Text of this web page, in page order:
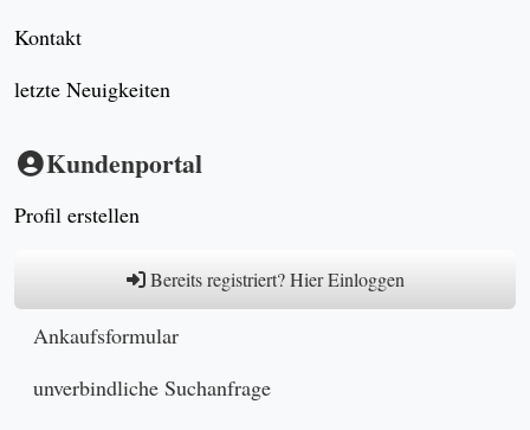
Kontakt
letzte Neuigkeiten
Kundenportal
Profil erstellen
Bereits registriert? Hier Einloggen
Ankaufsformular
unverbindliche Suchanfrage